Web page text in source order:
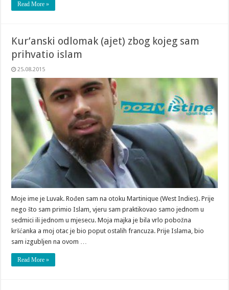
Read More »
Kur’anski odlomak (ajet) zbog kojeg sam
prihvatio islam
25.08.2015
Moje ime je Luvak. Rođen sam na otoku Martinique (West Indies). Prije
nego što sam primio Islam, vjeru sam praktikovao samo jednom u
sedmici ili jednom u mjesecu. Moja majka je bila vrlo pobožna
kršćanka a moj otac je bio poput ostalih francuza. Prije Islama, bio
sam izgubljen na ovom …
Read More »